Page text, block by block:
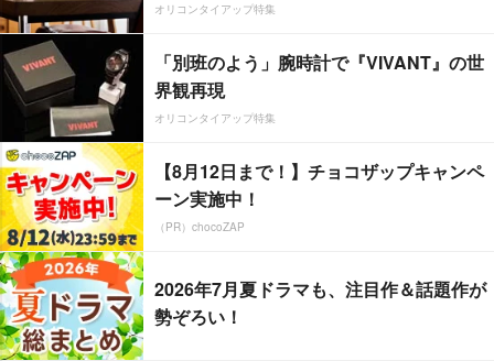
オリコンタイアップ特集
「別班のよう」腕時計で『VIVANT』の世
界観再現
オリコンタイアップ特集
【8月12日まで！】チョコザップキャンペ
ーン実施中！
（PR）chocoZAP
2026年7月夏ドラマも、注目作＆話題作が
勢ぞろい！